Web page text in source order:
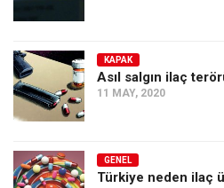
KAPAK
Asıl salgın ilaç
11 MAY, 2020
GENEL
Türkiye neden ilaç